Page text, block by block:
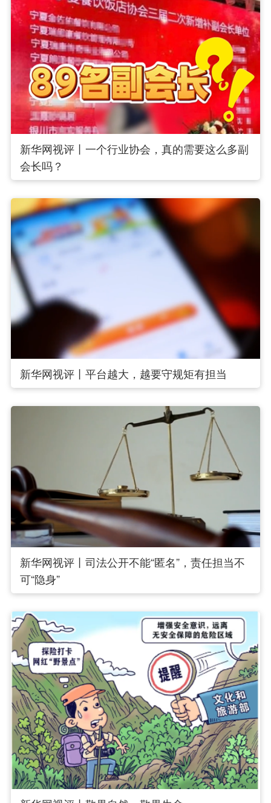
新华网视评丨一个行业协会，真的需要这么多副
会长吗？
新华网视评丨平台越大，越要守规矩有担当
新华网视评丨司法公开不能“匿名”，责任担当不
可“隐身”